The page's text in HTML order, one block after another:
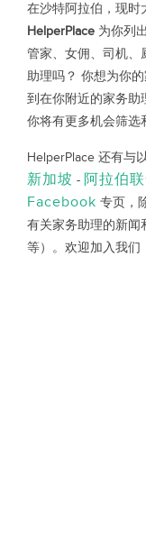
在沙特阿拉伯，现时
HelperPlace 为你列
管家、女佣、司机
助理吗？ 你想为你
到在你附近的家务助
你将有更多机会筛选
HelperPlace 还有与
新加坡 - 阿拉伯
Facebook 专页，
有关家务助理的新闻
等）。欢迎加入我们